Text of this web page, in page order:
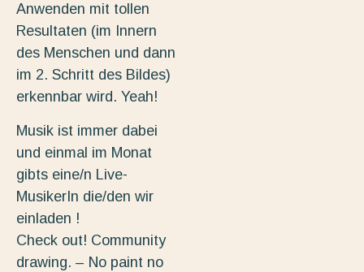
Anwenden mit tollen
Resultaten (im Innern
des Menschen und dann
im 2. Schritt des Bildes)
erkennbar wird. Yeah!
Musik ist immer dabei
und einmal im Monat
gibts eine/n Live-
MusikerIn die/den wir
einladen !
Check out! Community
drawing. – No paint no